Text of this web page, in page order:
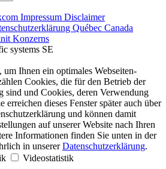
com Impressum Disclaimer
Québec Canada
Konzerns
systems SE
Ihnen ein optimales Webseiten-
Cookies, die für den Betrieb der
sind und Cookies, deren Verwendung
erreichen dieses Fenster später auch über
und können damit
auf unserer Website nach Ihren
Informationen finden Sie unten in der
in unsererDatenschutzerklärung.
Videostatistik